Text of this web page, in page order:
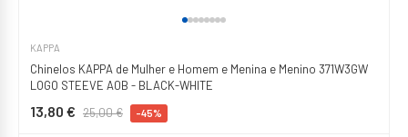
KAPPA
Chinelos KAPPA de Mulher e Homem e Menina e Menino 371W3GW
LOGO STEEVE A0B - BLACK-WHITE
13,80 € 25,00 € -45%